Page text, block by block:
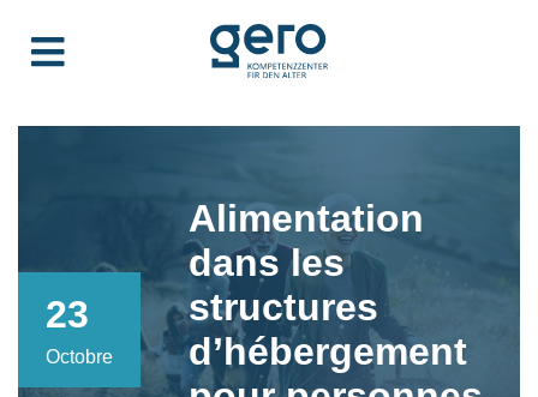
23
Octobre
Alimentation
dans les
structures
d’hébergement